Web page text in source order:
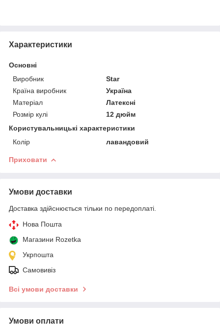
Характеристики
Основні
Виробник
Star
Країна виробник
Україна
Матеріал
Латексні
Розмір кулі
12 дюйм
Користувальницькі характеристики
Колір
лавандовий
Приховати
Умови доставки
Доставка здійснюється тільки по передоплаті.
Нова Пошта
Магазини Rozetka
Укрпошта
Самовивіз
Всі умови доставки
Умови оплати